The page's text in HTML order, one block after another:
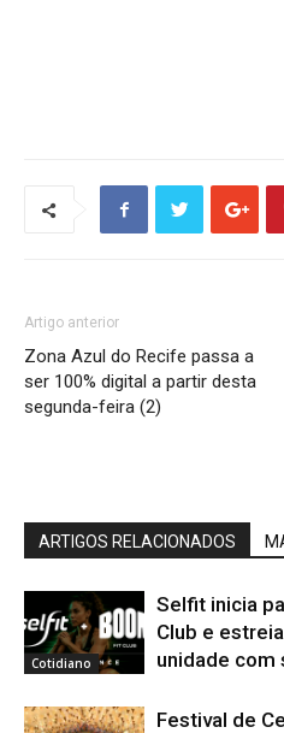
Artigo anterior
Zona Azul do Recife passa a
ser 100% digital a partir desta
segunda-feira (2)
ARTIGOS RELACIONADOS
Cotidiano
Selfit inicia
Club e
unidade com
Festival de